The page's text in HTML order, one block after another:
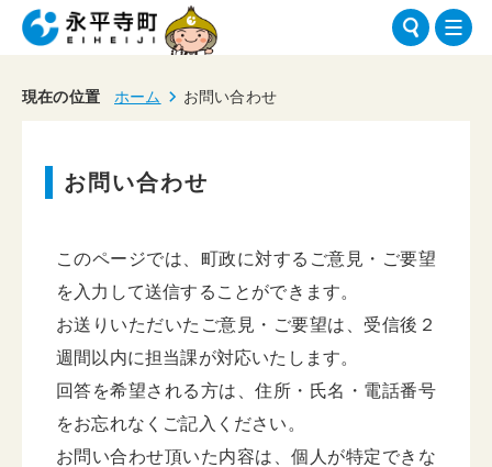
現在の位置 ホーム お問い合わせ
お問い合わせ
このページでは、町政に対するご意見・ご要望
を入力して送信することができます。
お送りいただいたご意見・ご要望は、受信後２
週間以内に担当課が対応いたします。
回答を希望される方は、住所・氏名・電話番号
をお忘れなくご記入ください。
お問い合わせ頂いた内容は、個人が特定できな